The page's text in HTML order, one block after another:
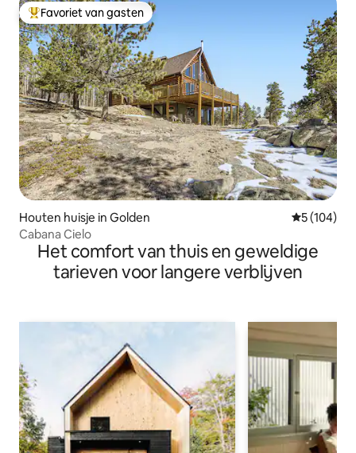
Topfavoriet van gasten
Favoriet van gasten
Houten huisje in Golden
5 (104)
Cabana Cielo
Het comfort van thuis en geweldige
tarieven voor langere verblijven